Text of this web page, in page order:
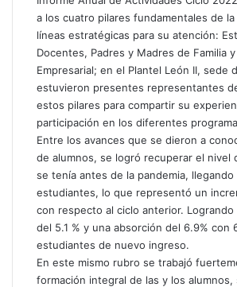
r
e
o
e
l
e
c
t
r
ó
n
i
c
o
a los cuatro pilares fundamentales de
líneas estratégicas para su atención:
Docentes, Padres y Madres de Familia
Empresarial; en el Plantel León II, sede
estuvieron presentes representantes
estos pilares para compartir su
participación en los diferentes
Entre los avances que se dieron a
de alumnos, se logró recuperar el nivel
se tenía antes de la pandemia, llegando
estudiantes, lo que representó un
con respecto al ciclo anterior.
del 5.1 % y una absorción del 6.9% con
estudiantes de nuevo ingreso.
En este mismo rubro se trabajó
formación integral de las y los alumnos,